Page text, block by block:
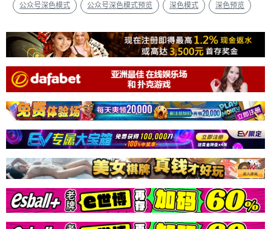
公众号深色模式 公众号深色模式预览 深色模式 深色预览